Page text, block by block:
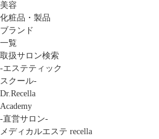
美容
化粧品・製品
ブランド
一覧
取扱サロン検索
-エステティック
スクール-
Dr.Recella
Academy
-直営サロン-
メディカルエステ recella